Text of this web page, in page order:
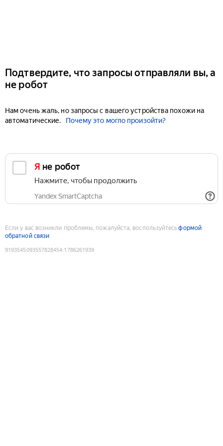
Подтвердите, что запросы отправляли вы, а
не робот
Нам очень жаль, но запросы с вашего устройства похожи на
автоматические.
Почему это могло произойти?
Я не робот
Нажмите, чтобы продолжить
Yandex SmartCaptcha
Если у вас возникли проблемы, пожалуйста, воспользуйтесьформой
обратной связи
9193545093557828454:1786261939